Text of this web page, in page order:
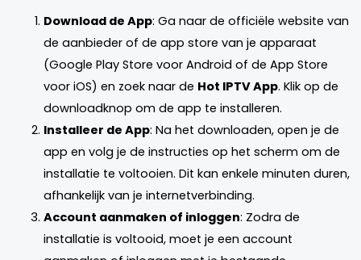
Download de App: Ga naar de officiële website van
de aanbieder of de app store van je apparaat
(Google Play Store voor Android of de App Store
voor iOS) en zoek naar de Hot IPTV App. Klik op de
downloadknop om de app te installeren.
Installeer de App: Na het downloaden, open je de
app en volg je de instructies op het scherm om de
installatie te voltooien. Dit kan enkele minuten duren,
afhankelijk van je internetverbinding.
Account aanmaken of inloggen: Zodra de
installatie is voltooid, moet je een account